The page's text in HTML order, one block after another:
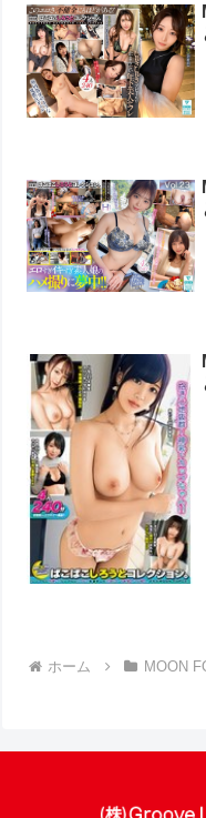
ホーム MOON